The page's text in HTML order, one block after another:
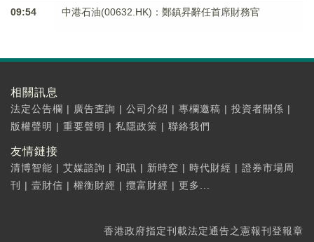
09:54 中港石油(00632.HK)：鄭鎮昇辭任首席財務官
相關訊息
法定公告欄 | 廣告查詢 | 公司介紹 | 專欄邀稿 | 投資者關係 |
版權聲明 | 重要聲明 | 私隱政策 | 聯絡我們
友情鏈接
清博智能 | 艾媒諮詢 | 和訊 | 新時空 | 時代財經 | 證券市場周
刊
| 壹財信 | 權衡財經 | 攬富財經 | 更多...
香港政府指定刊載法定通告之憲報刊登報章